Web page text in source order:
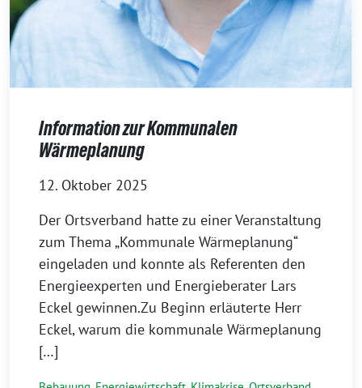
Information zur Kommunalen
Wärmeplanung
12. Oktober 2025
Der Ortsverband hatte zu einer Veranstaltung
zum Thema „Kommunale Wärmeplanung“
eingeladen und konnte als Referenten den
Energieexperten und Energieberater Lars
Eckel gewinnen.Zu Beginn erläuterte Herr
Eckel, warum die kommunale Wärmeplanung
[…]